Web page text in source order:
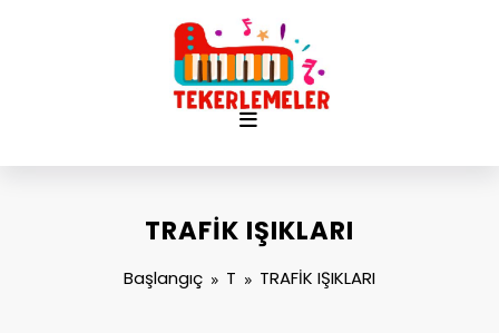
TRAFİK IŞIKLARI
Başlangıç T TRAFİK IŞIKLARI